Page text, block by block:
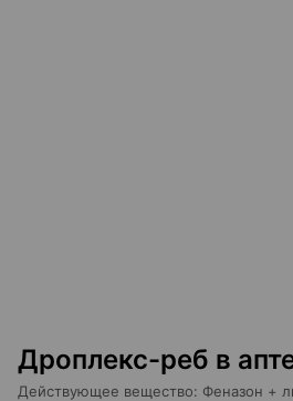
Дроплекс-реб в
Действующее вещество: Феназон +